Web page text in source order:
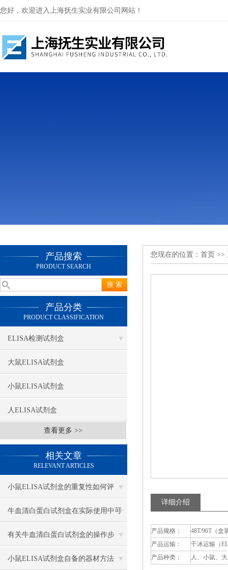
您好，欢迎进入上海抚生实业有限公司网站！
产品搜索
PRODUCT SEARCH
产品分类
PRODUCT CLASSIFICATION
ELISA检测试剂盒
大鼠ELISA试剂盒
小鼠ELISA试剂盒
人ELISA试剂盒
查看更多 >>
相关文章
RELEVANT ARTICLES
小鼠ELISA试剂盒的重复性如何评
估？
牛血清白蛋白试剂盒在实际使用中可
分为多种类型测定
有关牛血清白蛋白试剂盒的操作步
骤，以下有详细说明
小鼠ELISA试剂盒自备的器材方法
您现在的位置： 首页 >>
详细介绍
产品规格：
48T/96T（盒
产品运输：
干冰运输（
产品种类：
人、小鼠、